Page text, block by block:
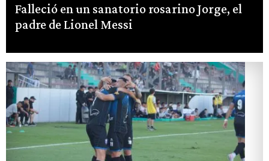
Falleció en un sanatorio rosarino Jorge, el
padre de Lionel Messi